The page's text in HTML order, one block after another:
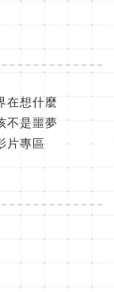
在想什麼
不是噩夢
片專區